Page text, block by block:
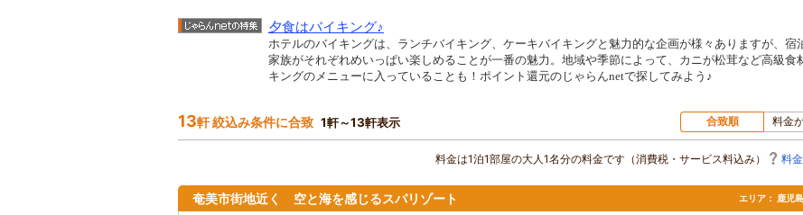
夕食はバイキング♪
ホテルのバイキングは、ランチバイキング、ケーキバイキングと魅力的な企画が様々ありますが、宿
家族がそれぞれめいっぱい楽しめることが一番の魅力。地域や季節によって、カニが松茸など高級食
キングのメニューに入っていることも！ポイント還元のじゃらんnetで探してみよう♪
13軒 絞込み条件に合致 1軒～13軒表示 合致順 料金
料金は1泊1部屋の大人1名分の料金です（消費税・サービス料込み） 料
奄美市街地近く 空と海を感じるスパリゾート エリア： 鹿児